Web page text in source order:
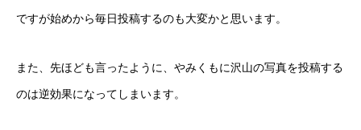
ですが始めから毎日投稿するのも大変かと思います。
また、先ほども言ったように、やみくもに沢山の写真を投稿する
のは逆効果になってしまいます。